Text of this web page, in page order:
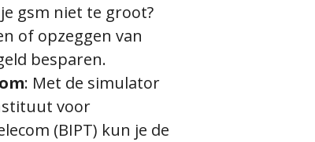
gsm niet te groot?
of opzeggen van
besparen.
: Met de simulator
voor
(BIPT) kun je de